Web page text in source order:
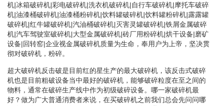
机|冰箱破碎机|彩电破碎机|洗衣机破碎机|自行车破碎机|摩托车破碎
机|油漆桶破碎机|油漆桶粉碎机|饮料罐破碎机|饮料罐粉碎机|露露罐
破碎机|红牛罐破碎机|汽油桶破碎机|灭害灵罐破碎机|铁屑金属破碎
机|汽车驾驶室破碎机|大型金属破碎机|砖厂用粉碎机|烘干设备|磨矿
设备|回转窑|企业视金属破碎机质量为生命，奉用户为上帝，坚决贯
彻对破碎机，粉碎。
超大破碎机反击破是目前红的星生产的最大破碎机，该反击式破碎
机也是目前粗破设备当中最好的破碎机，能够破碎粒度在至之间的
物料，通常在破碎生产线中作为初级破碎设备。哪一家破碎机最
好？做为广大普通消费者来说，在买破碎机之前我们总会先问问哪